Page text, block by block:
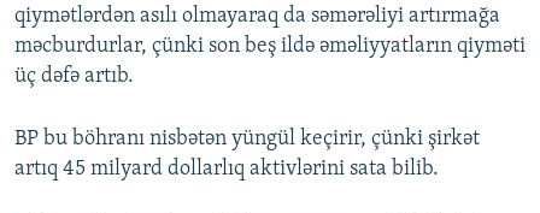
qiymətlərdən asılı olmayaraq da səmərəliyi artırmağa
məcburdurlar, çünki son beş ildə əməliyyatların qiyməti
üç dəfə artıb.
BP bu böhranı nisbətən yüngül keçirir, çünki şirkət
artıq 45 milyard dollarlıq aktivlərini sata bilib.